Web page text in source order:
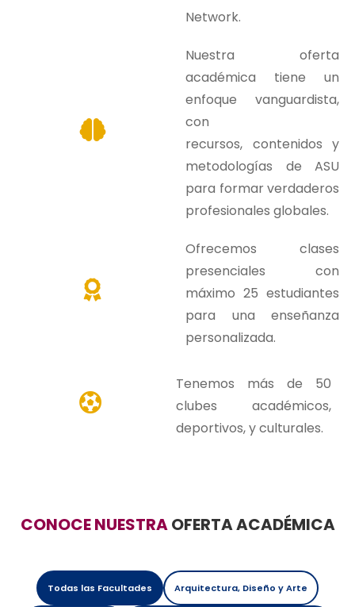
Network.
Nuestra oferta
académica tiene un
enfoque vanguardista,
con
recursos, contenidos y
metodologías de ASU
para formar verdaderos
profesionales globales.
Ofrecemos clases
presenciales con
máximo 25 estudiantes
para una enseñanza
personalizada.
Tenemos más de 50
clubes académicos,
deportivos, y culturales.
CONOCE NUESTRAOFERTA ACADÉMICA
Todas las Facultades Arquitectura, Diseño y Arte